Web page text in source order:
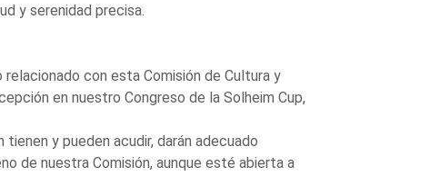
y serenidad precisa.
con esta Comisión de Cultura y
en nuestro Congreso de la Solheim Cup,
y pueden acudir, darán adecuado
de nuestra Comisión, aunque esté abierta a